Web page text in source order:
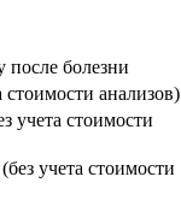
болезни
анализов)
учета стоимости
учета стоимости